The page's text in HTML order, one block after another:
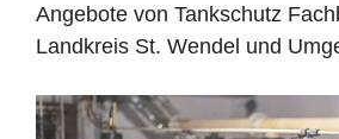
Angebote von Tankschutz
Landkreis St. Wendel und